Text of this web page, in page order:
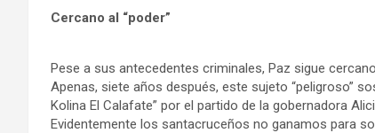
Cercano al “poder”
Pese a sus antecedentes criminales, Paz sigue
Apenas, siete años después, este sujeto “peligroso”
Kolina El Calafate” por el partido de la gobernadora
Evidentemente los santacruceños no ganamos para